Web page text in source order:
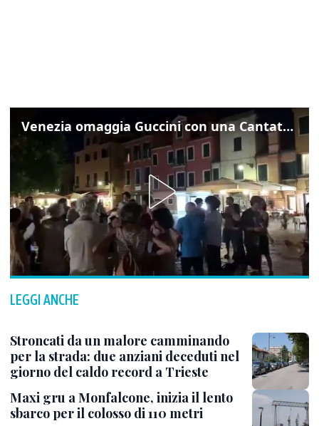
Venezia omaggia Guccini con una Cantata Anarchica in campo Santa Margherita
LEGGI ANCHE
Stroncati da un malore camminando
per la strada: due anziani deceduti nel
giorno del caldo record a Trieste
Maxi gru a Monfalcone, inizia il lento
sbarco per il colosso di 110 metri